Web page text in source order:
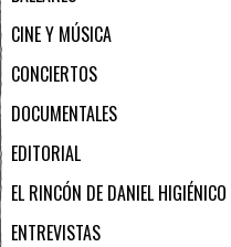
CINE Y MÚSICA
CONCIERTOS
DOCUMENTALES
EDITORIAL
EL RINCÓN DE DANIEL HIGIÉNICO
ENTREVISTAS